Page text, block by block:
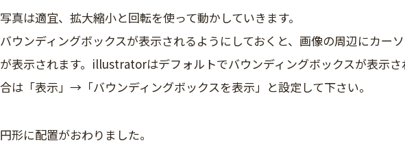
写真は適宜、拡大縮小と回転を使って動かしていきます。
バウンディングボックスが表示されるようにしておくと、画像の周辺にカー
が表示されます。illustratorはデフォルトでバウンディングボックスが表示
合は「表示」→「バウンディングボックスを表示」と設定して下さい。
円形に配置がおわりました。